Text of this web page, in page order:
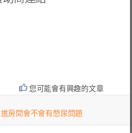
您可能會有興趣的文章
房間會不會有憋尿問題